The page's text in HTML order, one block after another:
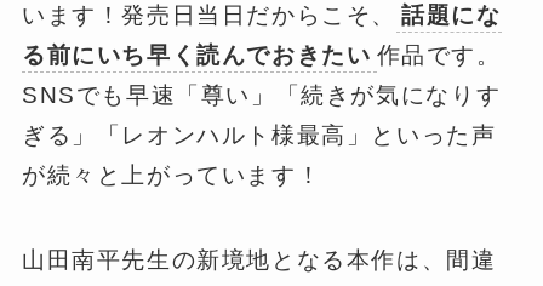
います！発売日当日だからこそ、
話題にな
る前にいち早く読んでおきたい 作品です。
SNSでも早速「尊い」「続きが気になりす
ぎる」「レオンハルト様最高」といった声
が続々と上がっています！
山田南平先生の新境地となる本作は、間違